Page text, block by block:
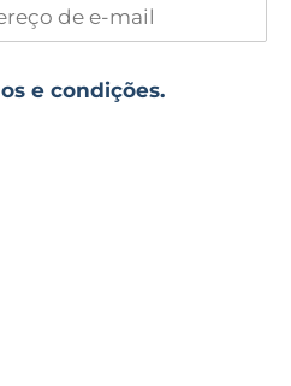
e condições.